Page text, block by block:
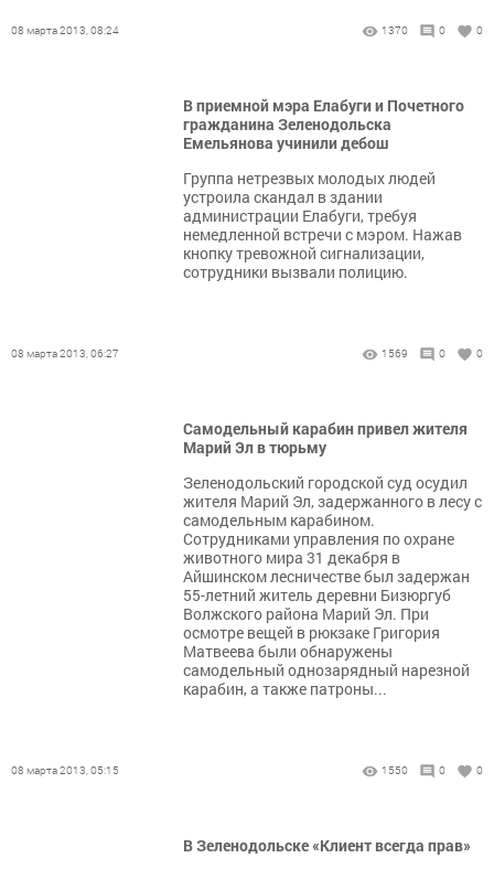
08 марта 2013, 08:24 1370 0 0
В приемной мэра Елабуги и Почетного
гражданина Зеленодольска
Емельянова учинили дебош
Группа нетрезвых молодых людей
устроила скандал в здании
администрации Елабуги, требуя
немедленной встречи с мэром. Нажав
кнопку тревожной сигнализации,
сотрудники вызвали полицию.
08 марта 2013, 06:27 1569 0 0
Самодельный карабин привел жителя
Марий Эл в тюрьму
Зеленодольский городской суд осудил
жителя Марий Эл, задержанного в лесу с
самодельным карабином.
Сотрудниками управления по охране
животного мира 31 декабря в
Айшинском лесничестве был задержан
55-летний житель деревни Бизюргуб
Волжского района Марий Эл. При
осмотре вещей в рюкзаке Григория
Матвеева были обнаружены
самодельный однозарядный нарезной
карабин, а также патроны...
08 марта 2013, 05:15 1550 0 0
В Зеленодольске «Клиент всегда прав»